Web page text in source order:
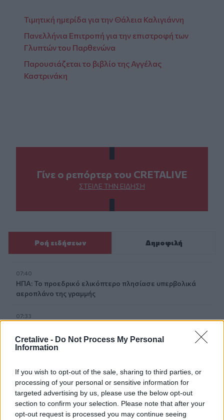
Cretalive - Do Not Process My Personal
Information
If you wish to opt-out of the sale, sharing to third parties, or
processing of your personal or sensitive information for
targeted advertising by us, please use the below opt-out
section to confirm your selection. Please note that after your
opt-out request is processed you may continue seeing
Τιμητική ημερίδα για την Θάλεια Καλιγιάννη
Πανελλήνια Επιτροπή για την επιστροφή των
Γλυπτών του Παρθενώνα
Παρουσιάζεται το βιβλίο της Αγγέλας
Καστρινάκη
Γίνε ο ρεπόρτερ του CRETALIVE
ΣΤΕΊΛΕ ΤΗΝ ΕΊΔΗΣΗ
Ροή ειδήσεων Δημοφιλή
07:40
ΗΠΑ: Το προεδρικό ελικόπτερο πλησίασε υπερβολικά
αεροπλάνο της γραμμής
07:33
07:26
Θοδωρή Κατσωνόπουλου
07:20
Στην Ελλάδα σήμερα, από τη Βρετανία, η 46χρονη που
κατηγορείται για τον εμπρησμό στη Marfin